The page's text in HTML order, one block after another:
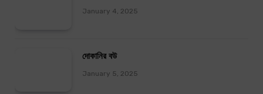
January 4, 2025
দোকানির বউ
January 5, 2025